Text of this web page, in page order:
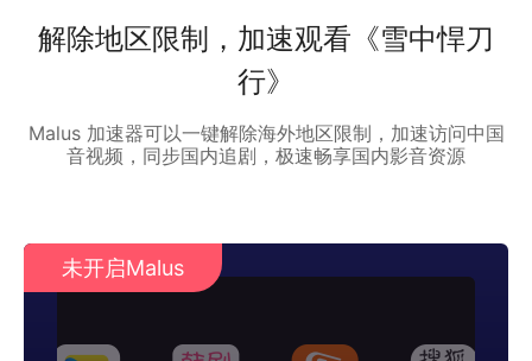
解除地区限制，加速观看《雪中悍刀
行》
Malus 加速器可以一键解除海外地区限制，加速访问中国
音视频，同步国内追剧，极速畅享国内影音资源
未开启Malus